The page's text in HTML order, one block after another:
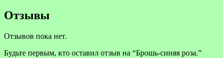
Отзывы
Отзывов пока нет.
Будьте первым, кто оставил отзыв на “Брошь-синяя роза.”